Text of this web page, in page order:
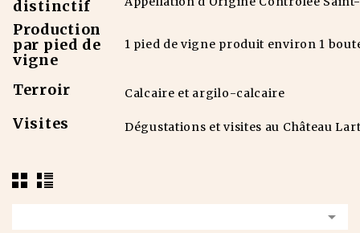
distinctif
Production
par pied de
vigne
1 pied de vigne produit environ 1
Terroir Calcaire et argilo-calcaire
Visites Dégustations et visites au Château
